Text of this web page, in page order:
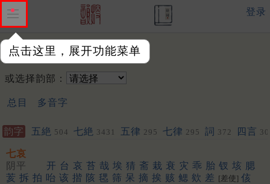
点击这里，展开功能菜单
登录
韵字：
或选择韵部：
总目 多音字
韵字 五絶 504 七絶 3431 五律 295 七律 295 詞 372 四言 30
七哀
阴平
开 台 哀 苔 哉 埃 猜 斋 栽 衰 灾 乖 胎 钗 垓 腮
荄 拆 拍 咍 该 揩 陔 毸 筛 呆 摘 挨 赅 鳃 欸 差 [差使] 侅